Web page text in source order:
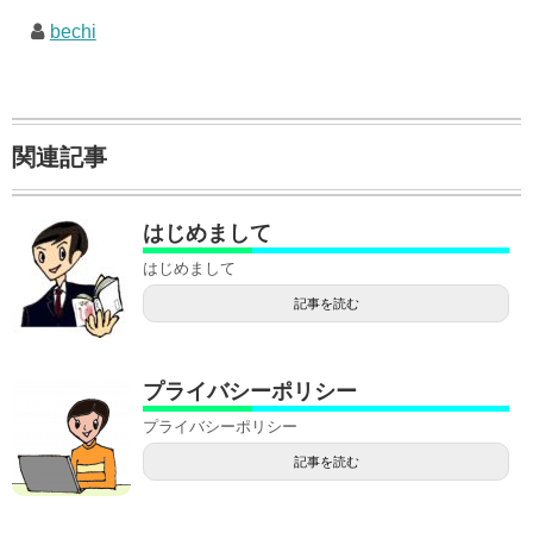
bechi
関連記事
はじめまして
はじめまして
記事を読む
プライバシーポリシー
プライバシーポリシー
記事を読む